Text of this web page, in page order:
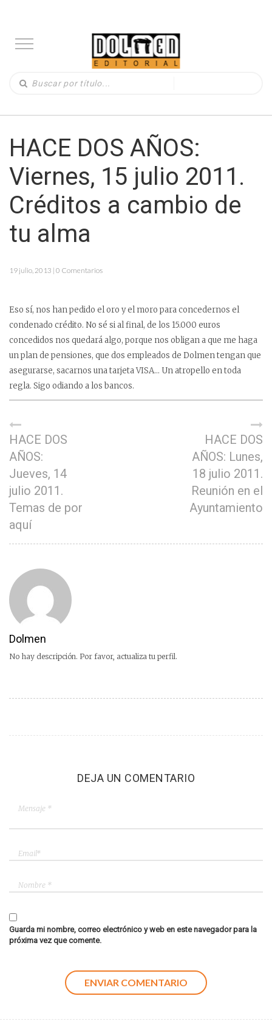
HACE DOS AÑOS:
Viernes, 15 julio 2011.
Créditos a cambio de
tu alma
19 julio, 2013 | 0 Comentarios
Eso sí, nos han pedido el oro y el moro para concedernos el
condenado crédito. No sé si al final, de los 15.000 euros
concedidos nos quedará algo, porque nos obligan a que me haga
un plan de pensiones, que dos empleados de Dolmen tengan que
asegurarse, sacarnos una tarjeta VISA… Un atropello en toda
regla. Sigo odiando a los bancos.
HACE DOS
AÑOS:
Jueves, 14
julio 2011.
Temas de por
aquí
HACE DOS
AÑOS: Lunes,
18 julio 2011.
Reunión en el
Ayuntamiento
Dolmen
No hay descripción. Por favor, actualiza tu perfil.
DEJA UN COMENTARIO
Guarda mi nombre, correo electrónico y web en este navegador para la
próxima vez que comente.